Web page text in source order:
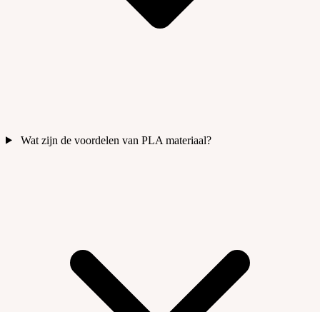
Wat zijn de voordelen van PLA materiaal?